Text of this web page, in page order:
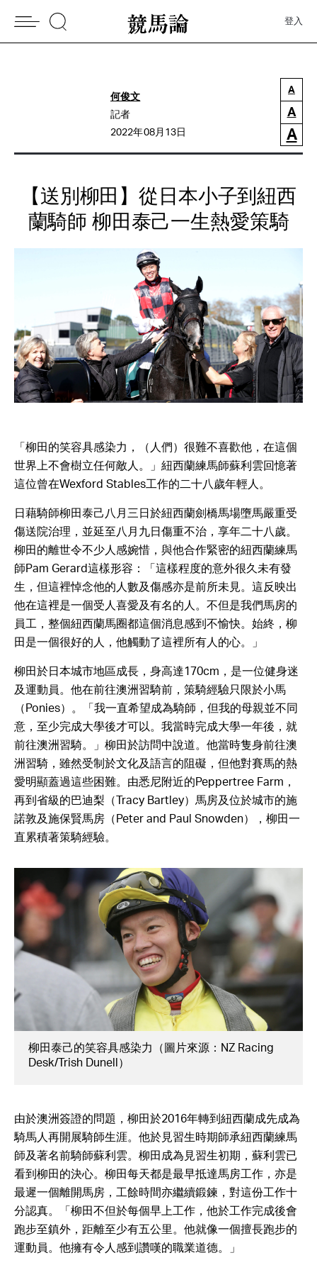
登入
何俊文
記者
2022年08月13日
A
A
A
【送別柳田】從日本小子到紐西
蘭騎師 柳田泰己一生熱愛策騎
「柳田的笑容具感染力，（人們）很難不喜歡他，在這個
世界上不會樹立任何敵人。」紐西蘭練馬師蘇利雲回憶著
這位曾在Wexford Stables工作的二十八歲年輕人。
日藉騎師柳田泰己八月三日於紐西蘭劍橋馬場墮馬嚴重受
傷送院治理，並延至八月九日傷重不治，享年二十八歲。
柳田的離世令不少人感婉惜，與他合作緊密的紐西蘭練馬
師Pam Gerard這樣形容：「這樣程度的意外很久未有發
生，但這裡悼念他的人數及傷感亦是前所未見。這反映出
他在這裡是一個受人喜愛及有名的人。不但是我們馬房的
員工，整個紐西蘭馬圈都這個消息感到不愉快。始終，柳
田是一個很好的人，他觸動了這裡所有人的心。」
柳田於日本城市地區成長，身高達170cm，是一位健身迷
及運動員。他在前往澳洲習騎前，策騎經驗只限於小馬
（Ponies）。「我一直希望成為騎師，但我的母親並不同
意，至少完成大學後才可以。我當時完成大學一年後，就
前往澳洲習騎。」柳田於訪問中說道。他當時隻身前往澳
洲習騎，雖然受制於文化及語言的阻礙，但他對賽馬的熱
愛明顯蓋過這些困難。由悉尼附近的Peppertree Farm，
再到省級的巴迪梨（Tracy Bartley）馬房及位於城市的施
諾敦及施保賢馬房（Peter and Paul Snowden），柳田一
直累積著策騎經驗。
柳田泰己的笑容具感染力（圖片來源：NZ Racing
Desk/Trish Dunell）
由於澳洲簽證的問題，柳田於2016年轉到紐西蘭成先成為
騎馬人再開展騎師生涯。他於見習生時期師承紐西蘭練馬
師及著名前騎師蘇利雲。柳田成為見習生初期，蘇利雲已
看到柳田的決心。柳田每天都是最早抵達馬房工作，亦是
最遲一個離開馬房，工餘時間亦繼續鍛鍊，對這份工作十
分認真。「柳田不但於每個早上工作，他於工作完成後會
跑步至鎮外，距離至少有五公里。他就像一個擅長跑步的
運動員。他擁有令人感到讚嘆的職業道德。」